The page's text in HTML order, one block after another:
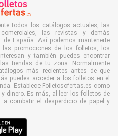
todos los catálogos actuales, las
las revistas y demás
España. Así podemos mantenerte
las promociones de los folletos, los
y también puedes encontrar
tiendas de tu zona. Normalmente
más recientes antes de que
puedes acceder a los folletos en el
Establece Folletosofertas.es como
dinero. Es más, al leer los folletos de
a combatir el desperdicio de papel y